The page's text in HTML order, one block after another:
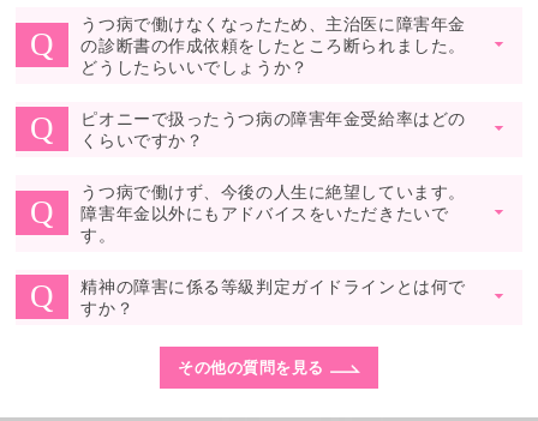
Q
うつ病で働けなくなったため、主治医に障害年金
の診断書の作成依頼をしたところ断られました。
どうしたらいいでしょうか？
▼
Q
ピオニーで扱ったうつ病の障害年金受給率はどの
くらいですか？
▼
Q
うつ病で働けず、今後の人生に絶望しています。
障害年金以外にもアドバイスをいただきたいで
す。
▼
Q
精神の障害に係る等級判定ガイドラインとは何で
すか？
▼
その他の質問を見る